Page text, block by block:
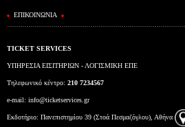
ΕΠΙΚΟΙΝΩΝΙΑ
TICKET SERVICES
ΥΠΗΡΕΣΙΑ ΕΙΣΙΤΗΡΙΩΝ - ΛΟΓΙΣΜΙΚΗ ΕΠΕ
Τηλεφωνικό κέντρο: 210 7234567
e-mail: info@ticketservices.gr
Εκδοτήριο: Πανεπιστημίου 39 (Στοά Πεσμαζόγλου), Αθήνα